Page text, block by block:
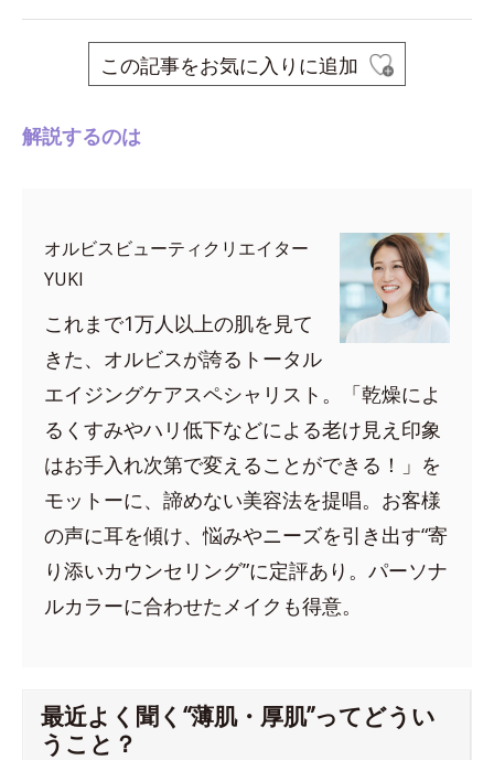
この記事をお気に入りに追加
解説するのは
オルビスビューティクリエイター
YUKI
これまで1万人以上の肌を見て
きた、オルビスが誇るトータル
エイジングケアスペシャリスト。「乾燥によ
るくすみやハリ低下などによる老け見え印象
はお手入れ次第で変えることができる！」を
モットーに、諦めない美容法を提唱。お客様
の声に耳を傾け、悩みやニーズを引き出す“寄
り添いカウンセリング”に定評あり。パーソナ
ルカラーに合わせたメイクも得意。
最近よく聞く“薄肌・厚肌”ってどうい
うこと？